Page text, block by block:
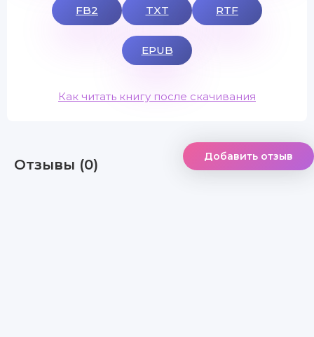
FB2 TXT RTF
EPUB
Как читать книгу после скачивания
Отзывы (0) Добавить отзыв